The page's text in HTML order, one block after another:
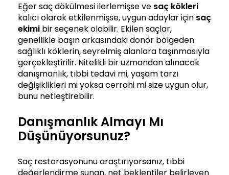
Eğer saç dökülmesi ilerlemişse ve saç kökleri
kalıcı olarak etkilenmişse, uygun adaylar için saç
ekimi bir seçenek olabilir. Ekilen saçlar,
genellikle başın arkasındaki donör bölgeden
sağlıklı köklerin, seyrelmiş alanlara taşınmasıyla
gerçekleştirilir. Nitelikli bir uzmandan alınacak
danışmanlık, tıbbi tedavi mi, yaşam tarzı
değişiklikleri mi yoksa cerrahi mi size uygun olur,
bunu netleştirebilir.
Danışmanlık Almayı Mı
Düşünüyorsunuz?
Saç restorasyonunu araştırıyorsanız, tıbbi